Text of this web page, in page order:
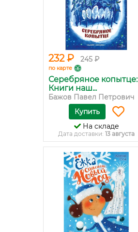
232 ₽ 245 ₽
по карте
Серебряное копытце:
Книги наш...
Бажов Павел Петрович
Купить
На складе
Дата доставки: 13 августа